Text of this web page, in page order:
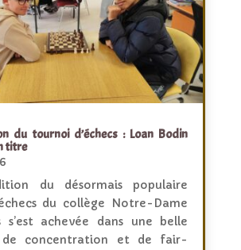
du tournoi d’échecs : Loan Bodin
titre
du désormais populaire
du collège Notre-Dame
s’est achevée dans une belle
de concentration et de fair-